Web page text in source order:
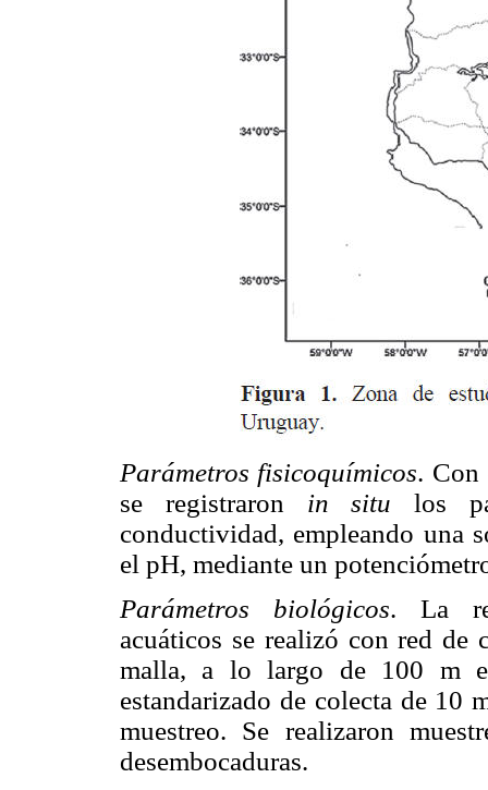
Parámetros fisicoquímicos. Con
se registraron in situ los
conductividad, empleando una
el pH, mediante un
Parámetros biológicos. La
acuáticos se realizó con red
malla, a lo largo de 100 m
estandarizado de colecta de 10
muestreo. Se realizaron
desembocaduras.